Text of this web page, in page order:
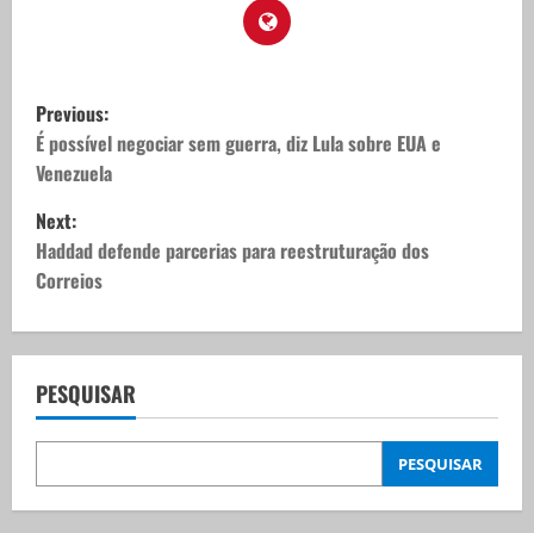
P
o
s
t
n
a
v
i
g
Previous:
É possível negociar sem guerra, diz Lula sobre EUA e
Venezuela
Next:
Haddad defende parcerias para reestruturação dos
Correios
PESQUISAR
PESQUISAR